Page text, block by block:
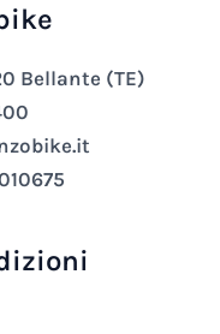
Bellante (TE)